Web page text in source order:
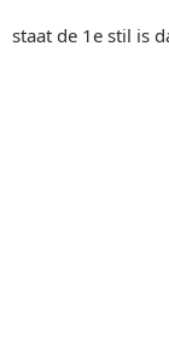
staat de 1e stil is